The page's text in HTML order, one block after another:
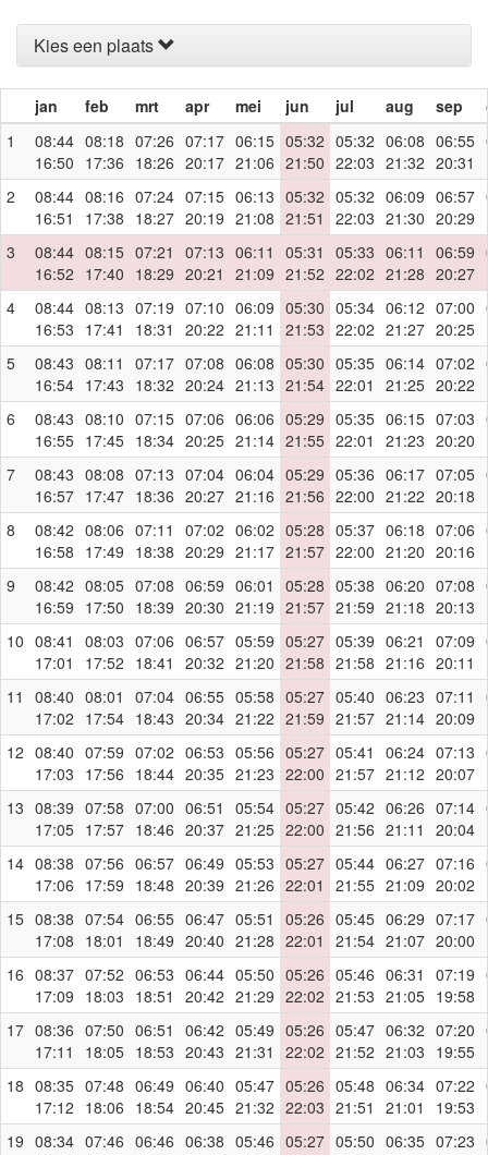
Kies een plaats
jan feb mrt apr mei jun jul aug sep
1
08:44
16:50
08:18
17:36
07:26
18:26
07:17
20:17
06:15
21:06
05:32
21:50
05:32
22:03
06:08
21:32
06:55
20:31
2
08:44
16:51
08:16
17:38
07:24
18:27
07:15
20:19
06:13
21:08
05:32
21:51
05:32
22:03
06:09
21:30
06:57
20:29
3
08:44
16:52
08:15
17:40
07:21
18:29
07:13
20:21
06:11
21:09
05:31
21:52
05:33
22:02
06:11
21:28
06:59
20:27
4
08:44
16:53
08:13
17:41
07:19
18:31
07:10
20:22
06:09
21:11
05:30
21:53
05:34
22:02
06:12
21:27
07:00
20:25
5
08:43
16:54
08:11
17:43
07:17
18:32
07:08
20:24
06:08
21:13
05:30
21:54
05:35
22:01
06:14
21:25
07:02
20:22
6
08:43
16:55
08:10
17:45
07:15
18:34
07:06
20:25
06:06
21:14
05:29
21:55
05:35
22:01
06:15
21:23
07:03
20:20
7
08:43
16:57
08:08
17:47
07:13
18:36
07:04
20:27
06:04
21:16
05:29
21:56
05:36
22:00
06:17
21:22
07:05
20:18
8
08:42
16:58
08:06
17:49
07:11
18:38
07:02
20:29
06:02
21:17
05:28
21:57
05:37
22:00
06:18
21:20
07:06
20:16
9
08:42
16:59
08:05
17:50
07:08
18:39
06:59
20:30
06:01
21:19
05:28
21:57
05:38
21:59
06:20
21:18
07:08
20:13
10 08:41
17:01
08:03
17:52
07:06
18:41
06:57
20:32
05:59
21:20
05:27
21:58
05:39
21:58
06:21
21:16
07:09
20:11
11
08:40
17:02
08:01
17:54
07:04
18:43
06:55
20:34
05:58
21:22
05:27
21:59
05:40
21:57
06:23
21:14
07:11
20:09
12 08:40
17:03
07:59
17:56
07:02
18:44
06:53
20:35
05:56
21:23
05:27
22:00
05:41
21:57
06:24
21:12
07:13
20:07
13 08:39
17:05
07:58
17:57
07:00
18:46
06:51
20:37
05:54
21:25
05:27
22:00
05:42
21:56
06:26
21:11
07:14
20:04
14 08:38
17:06
07:56
17:59
06:57
18:48
06:49
20:39
05:53
21:26
05:27
22:01
05:44
21:55
06:27
21:09
07:16
20:02
15 08:38
17:08
07:54
18:01
06:55
18:49
06:47
20:40
05:51
21:28
05:26
22:01
05:45
21:54
06:29
21:07
07:17
20:00
16 08:37
17:09
07:52
18:03
06:53
18:51
06:44
20:42
05:50
21:29
05:26
22:02
05:46
21:53
06:31
21:05
07:19
19:58
17 08:36
17:11
07:50
18:05
06:51
18:53
06:42
20:43
05:49
21:31
05:26
22:02
05:47
21:52
06:32
21:03
07:20
19:55
18 08:35
17:12
07:48
18:06
06:49
18:54
06:40
20:45
05:47
21:32
05:26
22:03
05:48
21:51
06:34
21:01
07:22
19:53
19 08:34 07:46 06:46 06:38 05:46 05:27 05:50 06:35 07:23